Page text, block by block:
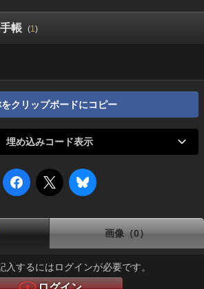
帳 (1)
クリップボードにコピー
埋め込みコード表示
画像（0）
入するにはログインが必要です。